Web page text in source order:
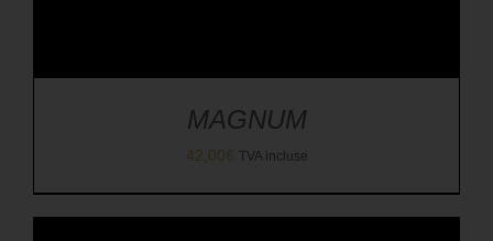
MAGNUM
42,00€ TVA incluse